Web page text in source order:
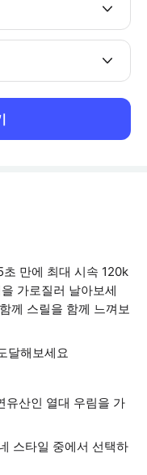
만에 최대 시속 120k
가로질러 날아보세
께 스릴을 함께 느껴보
달해보세요
유산인 열대 우림을 가
스타일 중에서 선택하